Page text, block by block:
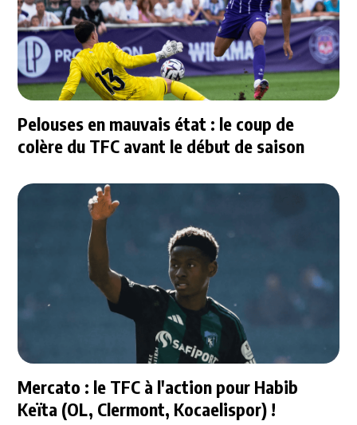
Pelouses en mauvais état : le coup de
colère du TFC avant le début de saison
Mercato : le TFC à l'action pour Habib
Keïta (OL, Clermont, Kocaelispor) !